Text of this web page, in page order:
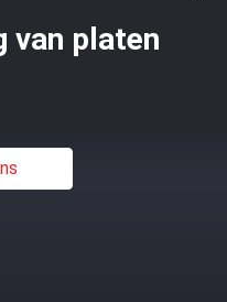
van platen